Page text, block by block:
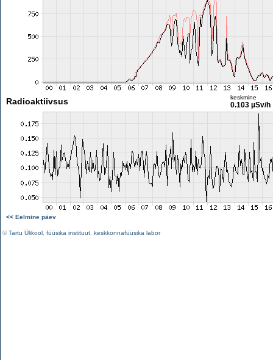
Radioaktiivsus keskmine
0.103 µSv/h
<< Eelmine päev
©Tartu Ülikool füüsika instituut keskkonnafüüsika labor